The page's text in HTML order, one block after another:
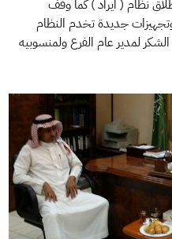
نظام ( ايراد ) كما وقف
جديدة تخدم النظام
لمدير عام الفرع ولمنسوبيه